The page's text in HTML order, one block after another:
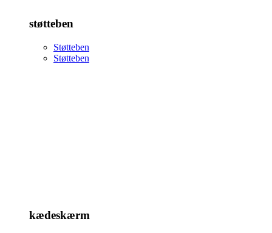
støtteben
Støtteben
Støtteben
kædeskærm